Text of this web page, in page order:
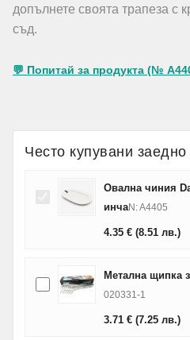
допълнете своята трапеза с
съд.
💬 Попитай за продукта (№
Често купувани заедно
Овална чиния
инчаN: A4405
4.35 € (8.51 лв.)
Метална щипка
020331-1
3.71 € (7.25 лв.)